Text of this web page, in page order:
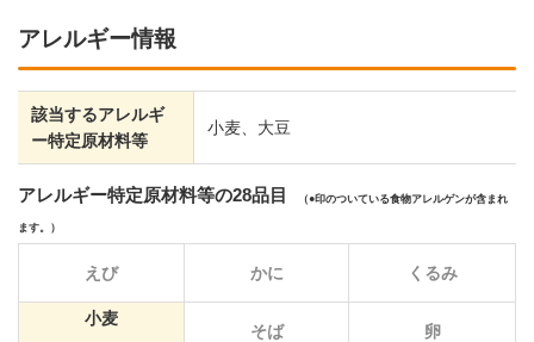
アレルギー情報
該当するアレルギ
ー特定原材料等
小麦、大豆
アレルギー特定原材料等の28品目 （ 印のついている食物アレルゲンが含まれ
ます。）
えび かに くるみ
小麦
そば 卵